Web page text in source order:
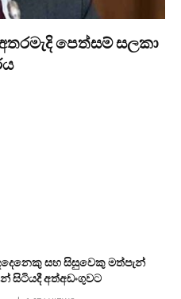
පෙත්සම් සලකා
සහ සිසුවෙකු මත්පැන්
සිටියදී අත්අඩංගුවට